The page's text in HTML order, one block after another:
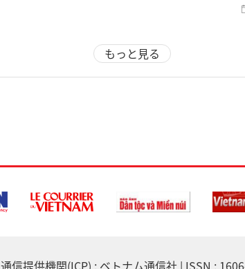
もっと見る
通信提供機関(ICP) : ベトナム通信社 | ISSN :